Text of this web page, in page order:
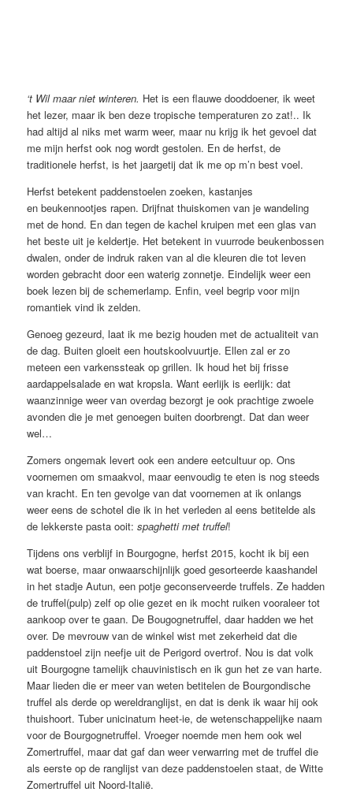
‘t Wil maar niet winteren. Het is een flauwe dooddoener, ik weet
het lezer, maar ik ben deze tropische temperaturen zo zat!.. Ik
had altijd al niks met warm weer, maar nu krijg ik het gevoel dat
me mijn herfst ook nog wordt gestolen. En de herfst, de
traditionele herfst, is het jaargetij dat ik me op m’n best voel.
Herfst betekent paddenstoelen zoeken, kastanjes
en beukennootjes rapen. Drijfnat thuiskomen van je wandeling
met de hond. En dan tegen de kachel kruipen met een glas van
het beste uit je keldertje. Het betekent in vuurrode beukenbossen
dwalen, onder de indruk raken van al die kleuren die tot leven
worden gebracht door een waterig zonnetje. Eindelijk weer een
boek lezen bij de schemerlamp. Enfin, veel begrip voor mijn
romantiek vind ik zelden.
Genoeg gezeurd, laat ik me bezig houden met de actualiteit van
de dag. Buiten gloeit een houtskoolvuurtje. Ellen zal er zo
meteen een varkenssteak op grillen. Ik houd het bij frisse
aardappelsalade en wat kropsla. Want eerlijk is eerlijk: dat
waanzinnige weer van overdag bezorgt je ook prachtige zwoele
avonden die je met genoegen buiten doorbrengt. Dat dan weer
wel…
Zomers ongemak levert ook een andere eetcultuur op. Ons
voornemen om smaakvol, maar eenvoudig te eten is nog steeds
van kracht. En ten gevolge van dat voornemen at ik onlangs
weer eens de schotel die ik in het verleden al eens betitelde als
de lekkerste pasta ooit:spaghetti met truffel!
Tijdens ons verblijf in Bourgogne, herfst 2015, kocht ik bij een
wat boerse, maar onwaarschijnlijk goed gesorteerde kaashandel
in het stadje Autun, een potje geconserveerde truffels. Ze hadden
de truffel(pulp) zelf op olie gezet en ik mocht ruiken vooraleer tot
aankoop over te gaan. De Bougognetruffel, daar hadden we het
over. De mevrouw van de winkel wist met zekerheid dat die
paddenstoel zijn neefje uit de Perigord overtrof. Nou is dat volk
uit Bourgogne tamelijk chauvinistisch en ik gun het ze van harte.
Maar lieden die er meer van weten betitelen de Bourgondische
truffel als derde op wereldranglijst, en dat is denk ik waar hij ook
thuishoort. Tuber unicinatum heet-ie, de wetenschappelijke naam
voor de Bourgognetruffel. Vroeger noemde men hem ook wel
Zomertruffel, maar dat gaf dan weer verwarring met de truffel die
als eerste op de ranglijst van deze paddenstoelen staat, de Witte
Zomertruffel uit Noord-Italië.